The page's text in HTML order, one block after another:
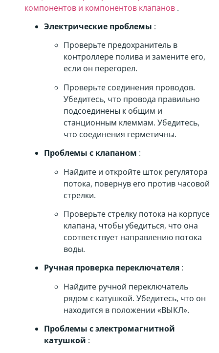
компонентов и компонентов клапанов .
Электрические проблемы :
Проверьте предохранитель в
контроллере полива и замените его,
если он перегорел.
Проверьте соединения проводов.
Убедитесь, что провода правильно
подсоединены к общим и
станционным клеммам. Убедитесь,
что соединения герметичны.
Проблемы с клапаном :
Найдите и откройте шток регулятора
потока, повернув его против часовой
стрелки.
Проверьте стрелку потока на корпусе
клапана, чтобы убедиться, что она
соответствует направлению потока
воды.
Ручная проверка переключателя :
Найдите ручной переключатель
рядом с катушкой. Убедитесь, что он
находится в положении «ВЫКЛ».
Проблемы с электромагнитной
катушкой :